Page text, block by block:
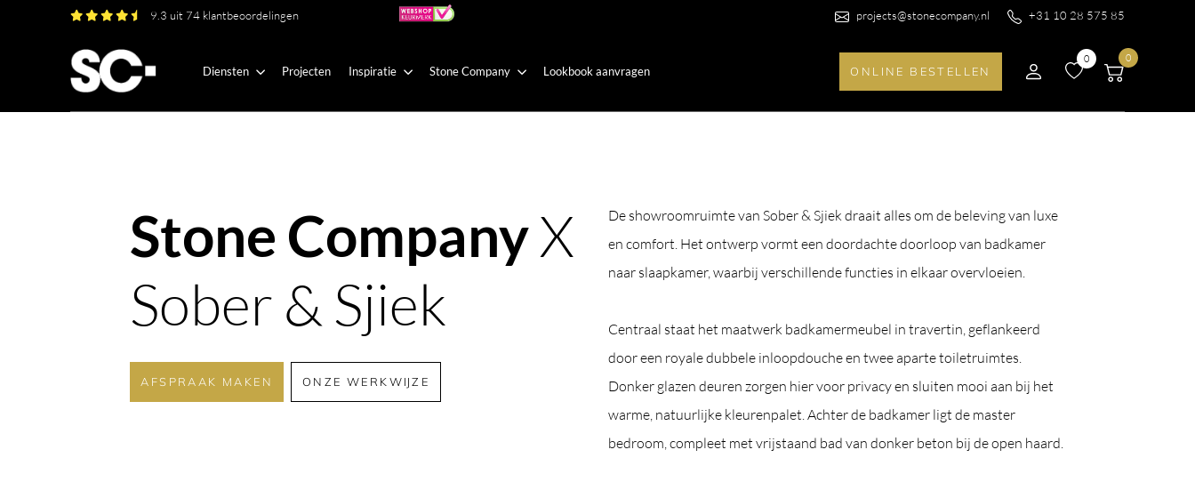
9.3 uit 74 klantbeoordelingen projects@stonecompany.nl +31 10 28 575 85
Diensten Projecten Inspiratie Stone Company Lookbook aanvragen ONLINE BESTELLEN
0 0
Stone CompanyX
Sober & Sjiek
AFSPRAAK MAKEN ONZE WERKWIJZE
De showroomruimte van Sober & Sjiek draait alles om de beleving van luxe
en comfort. Het ontwerp vormt een doordachte doorloop van badkamer
naar slaapkamer, waarbij verschillende functies in elkaar overvloeien.
Centraal staat het maatwerk badkamermeubel in travertin, geflankeerd
door een royale dubbele inloopdouche en twee aparte toiletruimtes.
Donker glazen deuren zorgen hier voor privacy en sluiten mooi aan bij het
warme, natuurlijke kleurenpalet. Achter de badkamer ligt de master
bedroom, compleet met vrijstaand bad van donker beton bij de open haard.